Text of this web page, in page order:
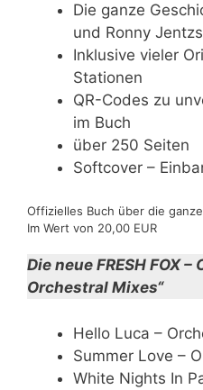
Die ganze
und Ronny
Inklusive vieler
Stationen
QR-Codes zu
im Buch
über 250 Seiten
Softcover –
Offizielles Buch über die
Im Wert von 20,00 EUR
Die neue FRESH FOX –
Orchestral Mixes“
Hello Luca –
Summer Love –
White Nights In